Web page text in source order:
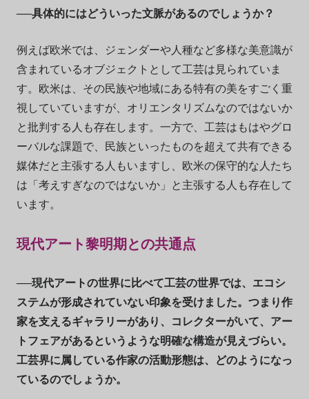
──具体的にはどういった文脈があるのでしょうか？
例えば欧米では、ジェンダーや人種など多様な美意識が
含まれているオブジェクトとして工芸は見られていま
す。欧米は、その民族や地域にある特有の美をすごく重
視していていますが、オリエンタリズムなのではないか
と批判する人も存在します。一方で、工芸はもはやグロ
ーバルな課題で、民族といったものを超えて共有できる
媒体だと主張する人もいますし、欧米の保守的な人たち
は「考えすぎなのではないか」と主張する人も存在して
います。
現代アート黎明期との共通点
──現代アートの世界に比べて工芸の世界では、エコシ
ステムが形成されていない印象を受けました。つまり作
家を支えるギャラリーがあり、コレクターがいて、アー
トフェアがあるというような明確な構造が見えづらい。
工芸界に属している作家の活動形態は、どのようになっ
ているのでしょうか。